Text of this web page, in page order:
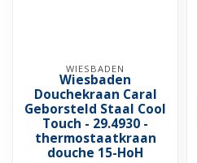
WIESBADEN
Wiesbaden
Douchekraan Caral
Geborsteld Staal Cool
Touch - 29.4930 -
thermostaatkraan
douche 15-HoH